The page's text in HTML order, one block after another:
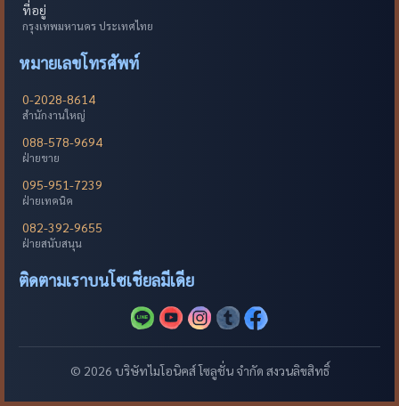
ที่อยู่
กรุงเทพมหานคร ประเทศไทย
หมายเลขโทรศัพท์
0-2028-8614
สำนักงานใหญ่
088-578-9694
ฝ่ายขาย
095-951-7239
ฝ่ายเทคนิค
082-392-9655
ฝ่ายสนับสนุน
ติดตามเราบนโซเชียลมีเดีย
© 2026 บริษัทไมโอนิคส์ โซลูชั่น จำกัด สงวนลิขสิทธิ์